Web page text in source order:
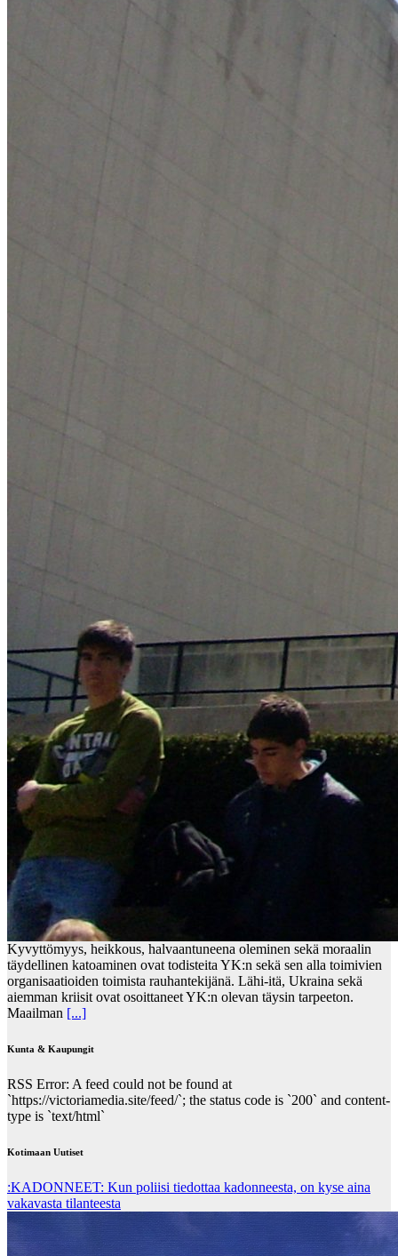
Kyvyttömyys, heikkous, halvaantuneena oleminen sekä moraalin
täydellinen katoaminen ovat todisteita YK:n sekä sen alla toimivien
organisaatioiden toimista rauhantekijänä. Lähi-itä, Ukraina sekä
aiemman kriisit ovat osoittaneet YK:n olevan täysin tarpeeton.
Maailman [...]
Kunta & Kaupungit
RSS Error: A feed could not be found at
`https://victoriamedia.site/feed/`; the status code is `200` and content-
type is `text/html`
Kotimaan Uutiset
:KADONNEET: Kun poliisi tiedottaa kadonneesta, on kyse aina
vakavasta tilanteesta